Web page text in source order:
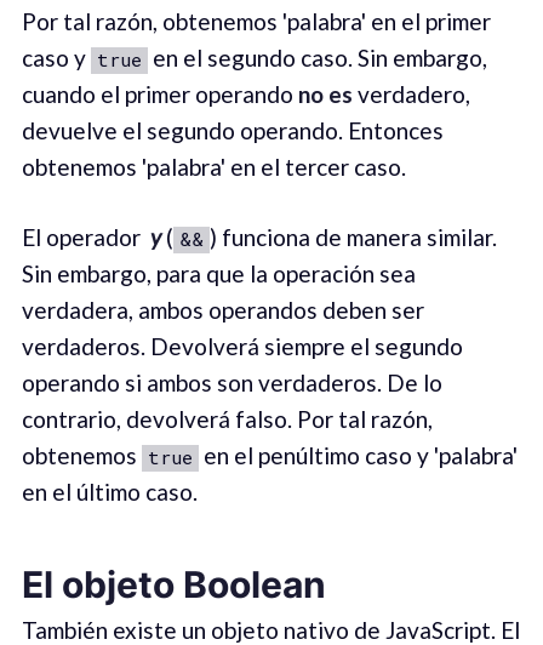
Por tal razón, obtenemos 'palabra' en el primer
caso y true en el segundo caso. Sin embargo,
cuando el primer operando no es verdadero,
devuelve el segundo operando. Entonces
obtenemos 'palabra' en el tercer caso.
El operador y( && ) funciona de manera similar.
Sin embargo, para que la operación sea
verdadera, ambos operandos deben ser
verdaderos. Devolverá siempre el segundo
operando si ambos son verdaderos. De lo
contrario, devolverá falso. Por tal razón,
obtenemos true en el penúltimo caso y 'palabra'
en el último caso.
El objeto Boolean
También existe un objeto nativo de JavaScript. El